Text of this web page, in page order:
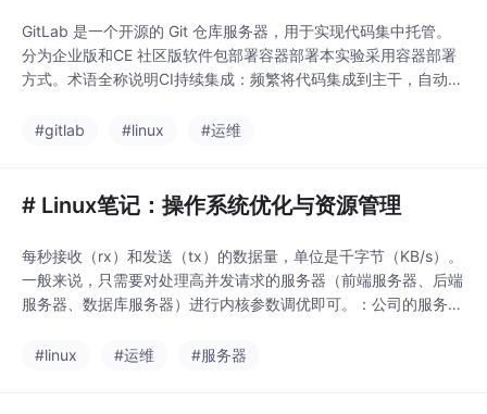
GitLab 是一个开源的 Git 仓库服务器，用于实现代码集中托管。
分为企业版和CE 社区版软件包部署容器部署本实验采用容器部署
方式。术语全称说明CI持续集成：频繁将代码集成到主干，自动构
推荐插件，选第二个点击无，跳过插件安装（使用离线插件包）技
#gitlab #linux #运维
# Linux笔记：操作系统优化与资源管理
每秒接收（rx）和发送（tx）的数据量，单位是千字节（KB/s）。
一般来说，只需要对处理高并发请求的服务器（前端服务器、后端
服务器、数据库服务器）进行内核参数调优即可。：公司的服务器
打开新程序或者文件的时候，更卡，此时问题出现在哪？CPU 使
#linux #运维 #服务器